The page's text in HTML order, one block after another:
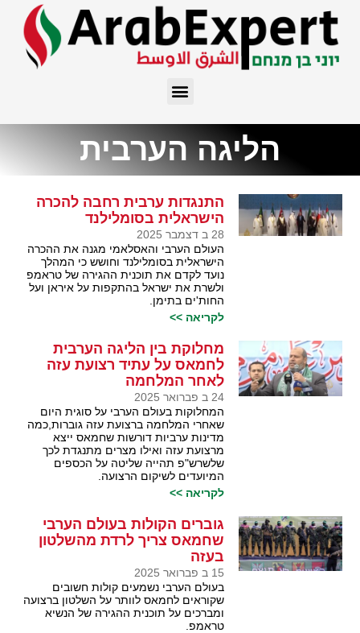
הליגה הערבית
התנגדות ערבית רחבה להכרה
הישראלית בסומלילנד
28 ב דצמבר 2025
העולם הערבי והאסלאמי מגנה את ההכרה
הישראלית בסומלילנד וחושש כי המהלך
נועד לקדם את תוכנית ההגירה של טראמפ
ולשרת את ישראל בהתקפות על איראן ועל
החות'ים בתימן.
לקריאה >>
מחלוקת בין הליגה הערבית
לחמאס על עתיד רצועת עזה
לאחר המלחמה
24 ב פברואר 2025
המחלוקות בעולם הערבי על סוגית היום
שאחרי המלחמה ברצועת עזה גוברות,כמה
מדינות ערביות דורשות שחמאס ייצא
מרצועת עזה ואילו מצרים מתנגדת לכך
שלשרש"פ תהייה שליטה על הכספים
המיועדים לשיקום הרצועה.
לקריאה >>
גוברים הקולות בעולם הערבי
שחמאס צריך לרדת מהשלטון
בעזה
15 ב פברואר 2025
בעולם הערבי נשמעים קולות חשובים
שקוראים לחמאס לוותר על השלטון ברצועה
ומברכים על תוכנית ההגירה של הנשיא
טראמפ.